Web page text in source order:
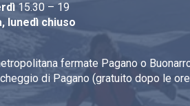
15.30 – 19
lunedì chiuso
fermate Pagano o
di Pagano (gratuito dopo le